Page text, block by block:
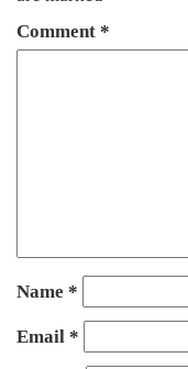
Comment *
Name *
Email *